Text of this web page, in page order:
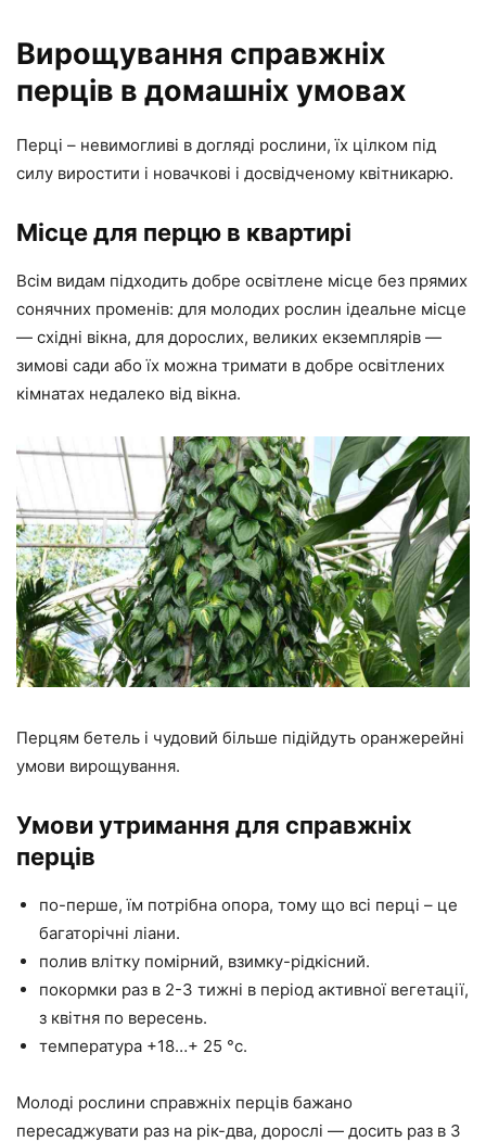
Вирощування справжніх
перців в домашніх умовах
Перці – невимогливі в догляді рослини, їх цілком під
силу виростити і новачкові і досвідченому квітникарю.
Місце для перцю в квартирі
Всім видам підходить добре освітлене місце без прямих
сонячних променів: для молодих рослин ідеальне місце
— східні вікна, для дорослих, великих екземплярів —
зимові сади або їх можна тримати в добре освітлених
кімнатах недалеко від вікна.
Перцям бетель і чудовий більше підійдуть оранжерейні
умови вирощування.
Умови утримання для справжніх
перців
по-перше, їм потрібна опора, тому що всі перці – це
багаторічні ліани.
полив влітку помірний, взимку-рідкісний.
покормки раз в 2-3 тижні в період активної вегетації,
з квітня по вересень.
температура +18…+ 25 °с.
Молоді рослини справжніх перців бажано
пересаджувати раз на рік-два, дорослі — досить раз в 3